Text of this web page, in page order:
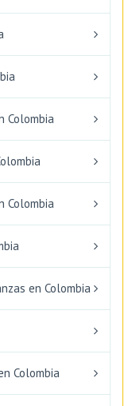
Colombia
Colombia
en Colombia
Colombia